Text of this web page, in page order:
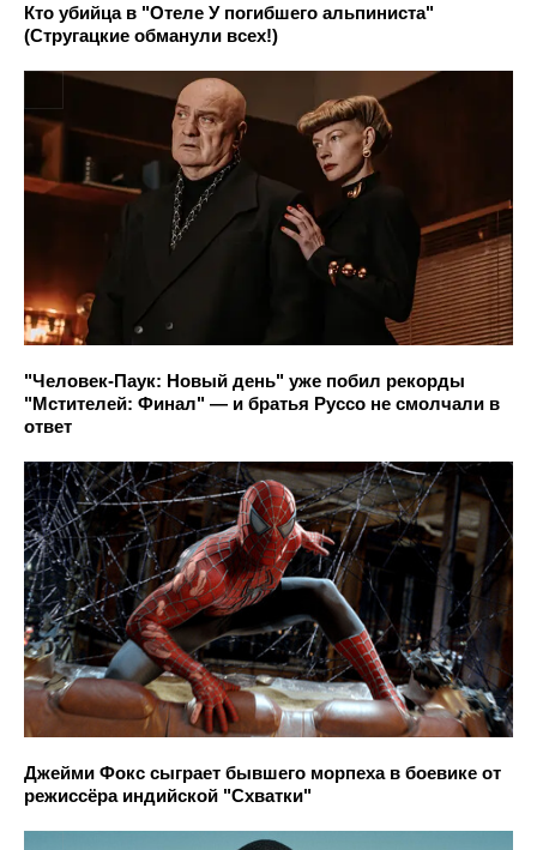
Кто убийца в "Отеле У погибшего альпиниста"
(Стругацкие обманули всех!)
"Человек-Паук: Новый день" уже побил рекорды
"Мстителей: Финал" — и братья Руссо не смолчали в
ответ
Джейми Фокс сыграет бывшего морпеха в боевике от
режиссёра индийской "Схватки"